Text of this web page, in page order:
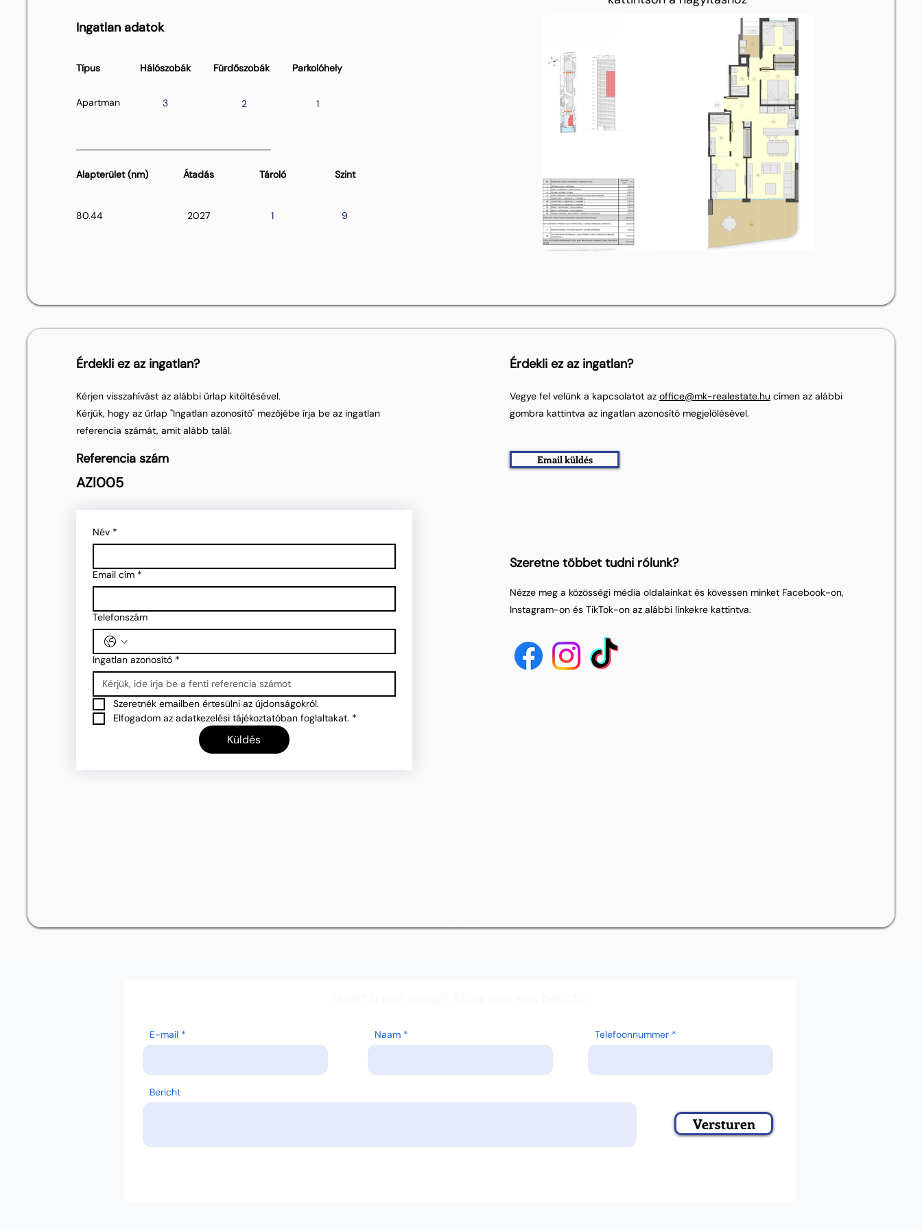
Ingatlan adatok
Típus Hálószobák
Apartman 3
Fürdőszobák
2
Parkolóhely
1
Alapterület (nm) Átadás Tároló
80.44 2027 1
Szint
9
Érdekli ez az ingatlan?
Kérjen visszahívást az alábbi űrlap kitöltésével.
Kérjük, hogy az űrlap "Ingatlan azonosító" mezőjébe írja be az ingatlan
referencia számát, amit alább talál.
Referencia szám
AZI005
Név *
Email cím *
Telefonszám
Ingatlan azonosító *
Szeretnék emailben értesülni az újdonságokról.
Elfogadom az adatkezelési tájékoztatóban foglaltakat. *
Küldés
Érdekli ez az ingatlan?
Vegye fel velünk a kapcsolatot az office@mk-realestate.hu címen az alábbi
gombra kattintva az ingatlan azonosító megjelölésével.
Email küldés
Szeretne többet tudni rólunk?
Nézze meg a közösségi média oldalainkat és kövessen minket Facebook-on,
Instagram-on és TikTok-on az alábbi linkekre kattintva.
E-mail Naam Telefoonnummer
Bericht
Versturen